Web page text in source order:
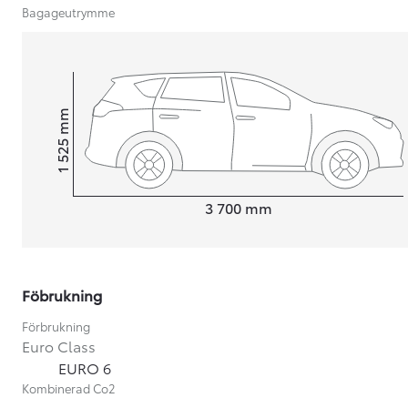
Bagageutrymme
Length
3 700 mm
Height1 525
mm
Föbrukning
Förbrukning
Euro Class
EURO 6
Kombinerad Co2